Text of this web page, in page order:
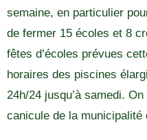
semaine, en particulier
de fermer 15 écoles et 8
fêtes d’écoles prévues
horaires des piscines
24h/24 jusqu’à samedi.
canicule de la municipalité